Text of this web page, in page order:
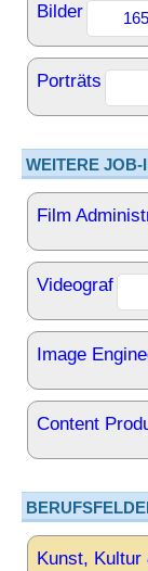
Bilder
Porträts
WEITERE JOB-
Film
Videograf
Image
Content
Kunst, Kultur